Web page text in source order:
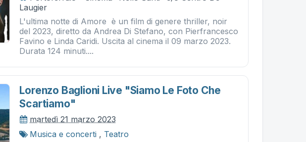
Laugier
L'ultima notte di Amore è un film di genere thriller, noir
del 2023, diretto da Andrea Di Stefano, con Pierfrancesco
Favino e Linda Caridi. Uscita al cinema il 09 marzo 2023.
Durata 124 minuti....
Lorenzo Baglioni Live "siamo Le Foto Che
Scartiamo"
martedì 21 marzo 2023
Musica e concerti , Teatro